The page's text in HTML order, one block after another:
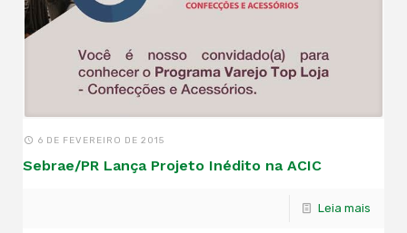
6 DE FEVEREIRO DE 2015
Sebrae/PR Lança Projeto Inédito na ACIC
Leia mais